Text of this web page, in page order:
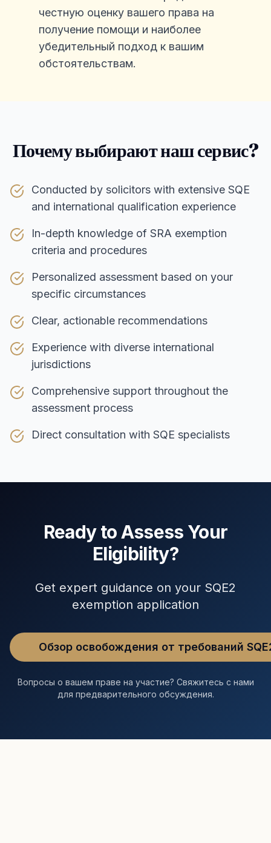
честную оценку вашего права на
получение помощи и наиболее
убедительный подход к вашим
обстоятельствам.
Почему выбирают наш сервис?
Conducted by solicitors with extensive SQE
and international qualification experience
In-depth knowledge of SRA exemption
criteria and procedures
Personalized assessment based on your
specific circumstances
Clear, actionable recommendations
Experience with diverse international
jurisdictions
Comprehensive support throughout the
assessment process
Direct consultation with SQE specialists
Ready to Assess Your
Eligibility?
Get expert guidance on your SQE2
exemption application
Обзор освобождения от требований
Вопросы о вашем праве на участие? Свяжитесь с нами
для предварительного обсуждения.